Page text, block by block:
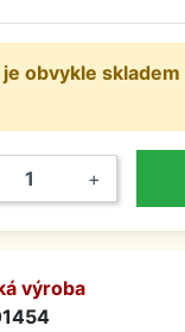
obvykle
+
výroba